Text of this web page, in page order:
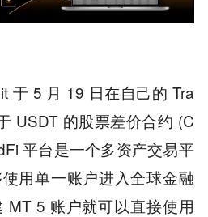
于 5 月 19 日在自己的 Tra
USDT 的股票差价合约 (C
平台是一个多资产交易平
用单一账户进入全球金融
MT 5 账户就可以直接使用